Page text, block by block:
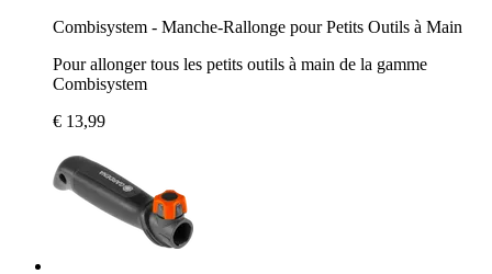
Combisystem - Manche-Rallonge pour Petits Outils à Main
Pour allonger tous les petits outils à main de la gamme
Combisystem
€ 13,99